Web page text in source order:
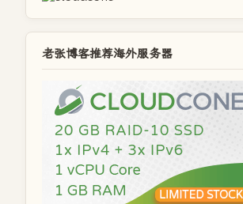
老张博客推荐海外服务器